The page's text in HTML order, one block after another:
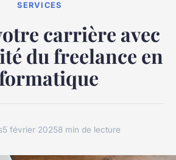
SERVICES
carrière avec
du freelance en
5 février 20258 min de lecture